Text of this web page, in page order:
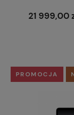
21 999,00
PROMOCJA